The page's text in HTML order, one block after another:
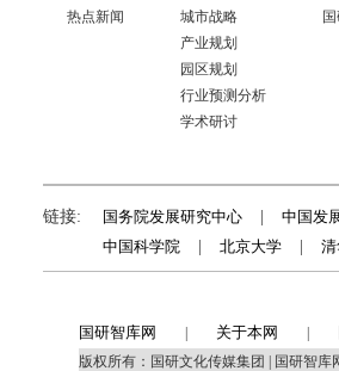
热点新闻
城市战略
产业规划
园区规划
行业预测分析
学术研讨
链接: 国务院发展研究中心 中国发
中国科学院
北京大学
国研智库网 关于本网
版权所有：国研文化传媒集团 | 国研智库